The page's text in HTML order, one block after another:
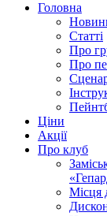
Головна
Статті
Про
Про
Ціни
Акції
Про клуб
Місця